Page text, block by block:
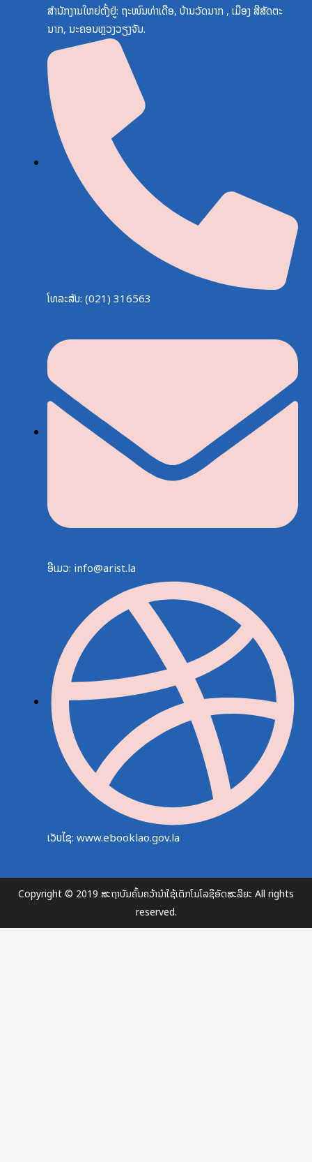
ສຳນັກງານໃຫຍ່ຕັ້ງຢູ່: ຖະໜົນທ່າເດືອ, ບ້ານວັດນາກ , ເມືອງ ສີສັດຕະ
ນາກ, ນະຄອນຫຼວງວຽງຈັນ.
ໂທລະສັບ: (021) 316563
ອີເມວ: info@arist.la
ເວັບໄຊ: www.ebooklao.gov.la
Copyright © 2019 ສະຖາບັນຄົ້ນຄວ້ານຳໃຊ້ເຕັກໂນໂລຊີອັດສະລິຍະ All rights
reserved.